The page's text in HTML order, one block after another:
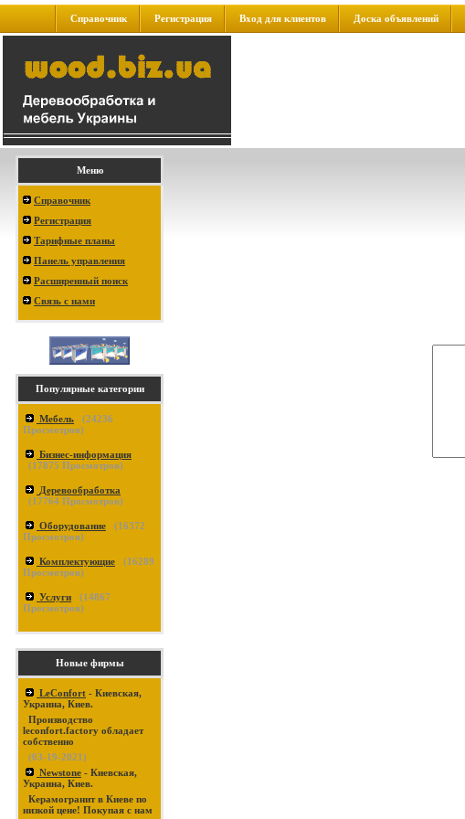
Справочник Регистрация Вход для клиентов Доска объявлений
Меню
Справочник
Регистрация
Тарифные планы
Панель управления
Расширенный поиск
Связь с нами
Популярные категории
Мебель (24236
Просмотров)
Бизнес-информация
(17875 Просмотров)
Деревообработка
(17764 Просмотров)
Оборудование (16372
Просмотров)
Комплектующие (16289
Просмотров)
Услуги (14867
Просмотров)
Новые фирмы
LeConfort - Киевская,
Украина, Киев.
Производство
leconfort.factory обладает
собственно
(03-19-2021)
Newstone - Киевская,
Украина, Киев.
Керамогранит в Киеве по
низкой цене! Покупая с нам